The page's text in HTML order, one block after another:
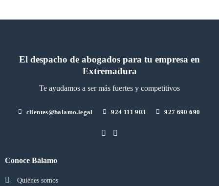
El despacho de abogados para tu empresa en
Extremadura
Te ayudamos a ser más fuertes y competitivos
clientes@balamo.legal 924 111 903 927 690 690
Conoce Bálamo
Quiénes somos